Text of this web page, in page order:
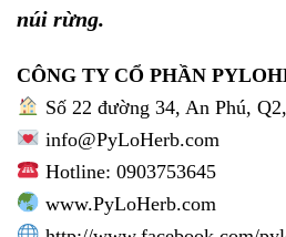
núi rừng.
CÔNG TY CỔ PHẦN
Số 22 đường 34, An Phú,
info@PyLoHerb.com
Hotline: 0903753645
www.PyLoHerb.com